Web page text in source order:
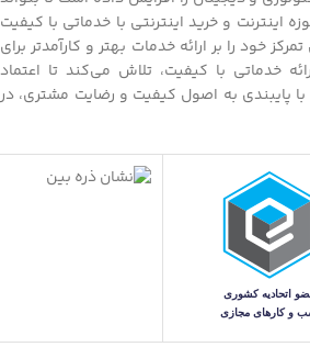
اینترنت و خرید اینترنتی با خدماتی با کیفیت
خود را بر ارائه خدمات بهتر و کارآمدتر برای
خدماتی با کیفیت، تلاش می‌کند تا اعتماد
پایبندی به اصول کیفیت و رضایت مشتری، در